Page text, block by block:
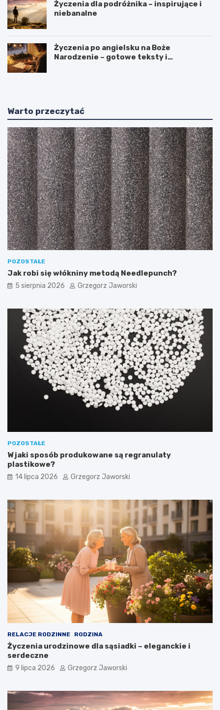
Życzenia dla podróżnika – inspirujące i
niebanalne
Życzenia po angielsku na Boże
Narodzenie – gotowe teksty i
Warto przeczytać
POZOSTAŁE
Jak robi się włókniny metodą Needlepunch?
5 sierpnia 2026 Grzegorz Jaworski
POZOSTAŁE
W jaki sposób produkowane są regranulaty
plastikowe?
14 lipca 2026 Grzegorz Jaworski
RELACJE RODZINNE RODZINA
Życzenia urodzinowe dla sąsiadki – eleganckie i
serdeczne
9 lipca 2026 Grzegorz Jaworski